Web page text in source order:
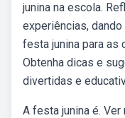
junina na escola.
experiências, dando
festa junina para as
Obtenha dicas e
divertidas e
A festa junina é.